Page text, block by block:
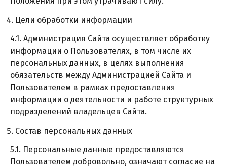
Цели обработки информации
4.1. Администрация Сайта осуществляет обработку
информации о Пользователях, в том числе их
персональных данных, в целях выполнения
обязательств между Администрацией Сайта и
Пользователем в рамках предоставления
информации о деятельности и работе структурных
подразделений владельцев Сайта.
Состав персональных данных
5.1. Персональные данные предоставляются
Пользователем добровольно, означают согласие на